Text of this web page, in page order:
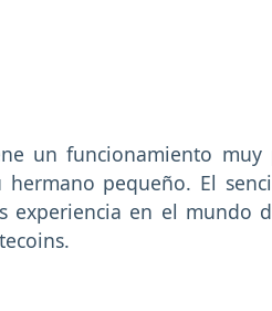
un funcionamiento
hermano pequeño. El
experiencia en el mundo